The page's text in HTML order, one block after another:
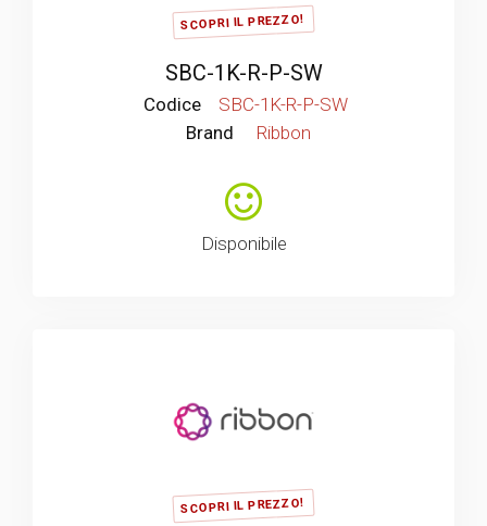
SCOPRI IL PREZZO!
SBC-1K-R-P-SW
Codice
SBC-1K-R-P-SW
Brand
Ribbon
Disponibile
SCOPRI IL PREZZO!